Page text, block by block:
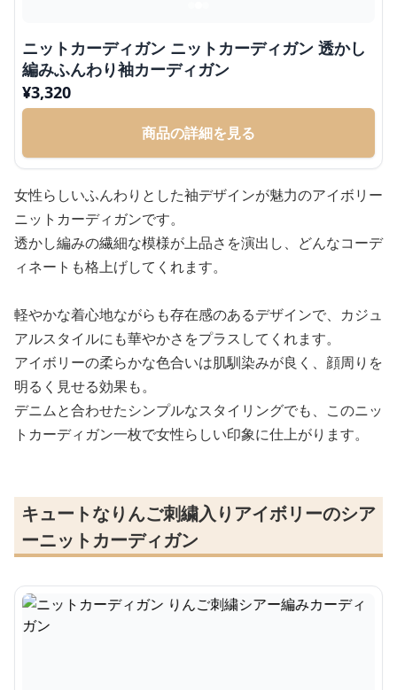
ニットカーディガン ニットカーディガン 透かし
編みふんわり袖カーディガン
¥3,320
商品の詳細を見る
女性らしいふんわりとした袖デザインが魅力のアイボリー
ニットカーディガンです。
透かし編みの繊細な模様が上品さを演出し、どんなコーデ
ィネートも格上げしてくれます。
軽やかな着心地ながらも存在感のあるデザインで、カジュ
アルスタイルにも華やかさをプラスしてくれます。
アイボリーの柔らかな色合いは肌馴染みが良く、顔周りを
明るく見せる効果も。
デニムと合わせたシンプルなスタイリングでも、このニッ
トカーディガン一枚で女性らしい印象に仕上がります。
キュートなりんご刺繍入りアイボリーのシア
ーニットカーディガン